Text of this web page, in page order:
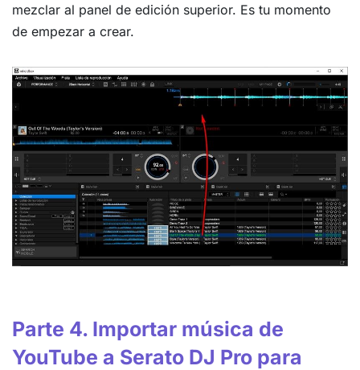
mezclar al panel de edición superior. Es tu momento
de empezar a crear.
Parte 4. Importar música de
YouTube a Serato DJ Pro para